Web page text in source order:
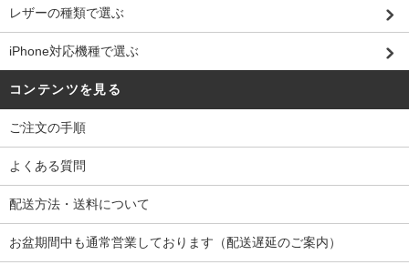
レザーの種類で選ぶ
iPhone対応機種で選ぶ
コンテンツを見る
ご注文の手順
よくある質問
配送方法・送料について
お盆期間中も通常営業しております（配送遅延のご案内）